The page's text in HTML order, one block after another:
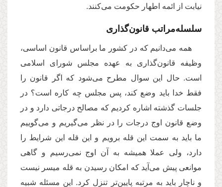
نیابت از ائمه اطهار حکومت می‌کنند.
سلسله‌مراتب قانون‌گذاری
همه می‌دانیم که در کشور ما براساس قانون اساسی،
وظیفه‌ قانون‌گذاری به عهده مجلس شورای اسلامی
است. حال این سوال مطرح می‌شود که اگر قانون را
فقط خدا باید وضع کند، پس مجلس چه کاره‌ است؟ در
جلسات گذشته اشاره کردیم که مصالح درجاتی دارد و در
وضع قانون اوج درجات را در نظر می‌گیریم و می‌گوییم
ما باید به سمت این قله برویم و این قله این شرایط را
دارد، ولی عملا همیشه به آن اوج نمی‌رسیم و گاهی
موانعی پیش می‌آید که امکان رسیدن به قله میسر نیست
و ناچار باید به مرتبه پایین‌تر تنزل کرد. این مسئله شبیه